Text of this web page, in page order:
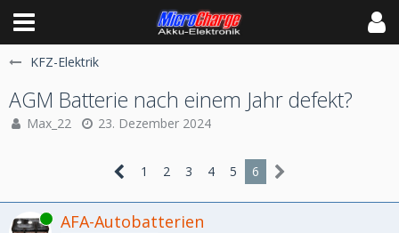
KFZ-Elektrik
AGM Batterie nach einem Jahr defekt?
Max_22 23. Dezember 2024
1 2 3 4 5 6
Online AFA-Autobatterien